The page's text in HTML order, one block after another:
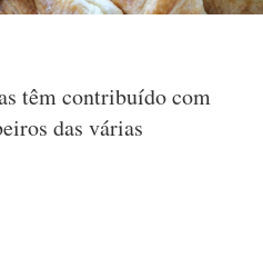
têm contribuído com
das várias